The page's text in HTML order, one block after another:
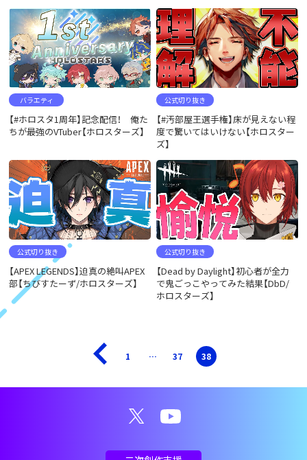
バラエティ
【#ホロスタ1周年】記念配信！ 俺た
ちが最強のVTuber【ホロスターズ】
公式切り抜き
【#汚部屋王選手権】床が見えない程
度で驚いてはいけない【ホロスター
ズ】
公式切り抜き
【APEX LEGENDS】迫真の絶叫APEX
部【ちびすたーず/ホロスターズ】
公式切り抜き
【Dead by Daylight】初心者が全力
で鬼ごっこやってみた結果【DbD/
ホロスターズ】
1 … 37 38